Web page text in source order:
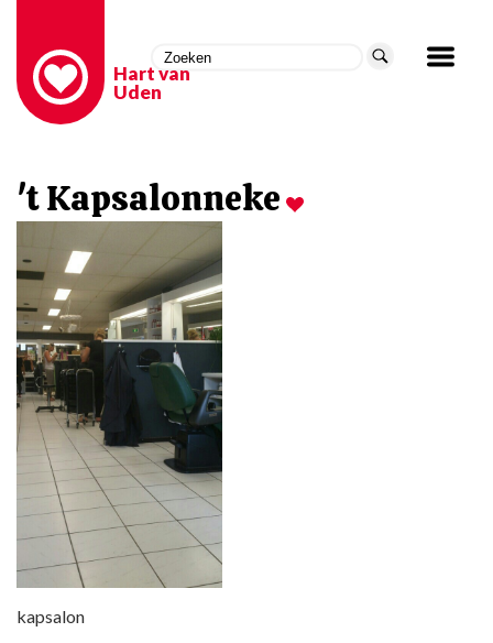
Hart van
Uden
't Kapsalonneke
kapsalon